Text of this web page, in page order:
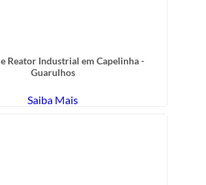
Reator Industrial em Capelinha -
Guarulhos
Saiba Mais